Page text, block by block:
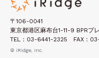
〒106-0041
東京都港区麻布台1-11-9 BPRプ
TEL：03-6441-2325 FAX：
© iRidge, Inc.